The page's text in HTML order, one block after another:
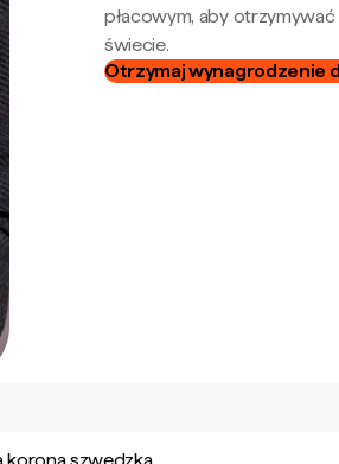
płacowym, aby otrzymywać
świecie.
Otrzymaj wynagrodzenie